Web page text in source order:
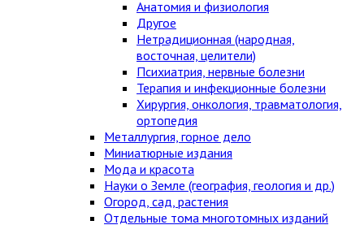
Анатомия и физиология
Другое
Нетрадиционная (народная,
восточная, целители)
Психиатрия, нервные болезни
Терапия и инфекционные болезни
Хирургия, онкология, травматология,
ортопедия
Металлургия, горное дело
Миниатюрные издания
Мода и красота
Науки о Земле (география, геология и др.)
Огород, сад, растения
Отдельные тома многотомных изданий